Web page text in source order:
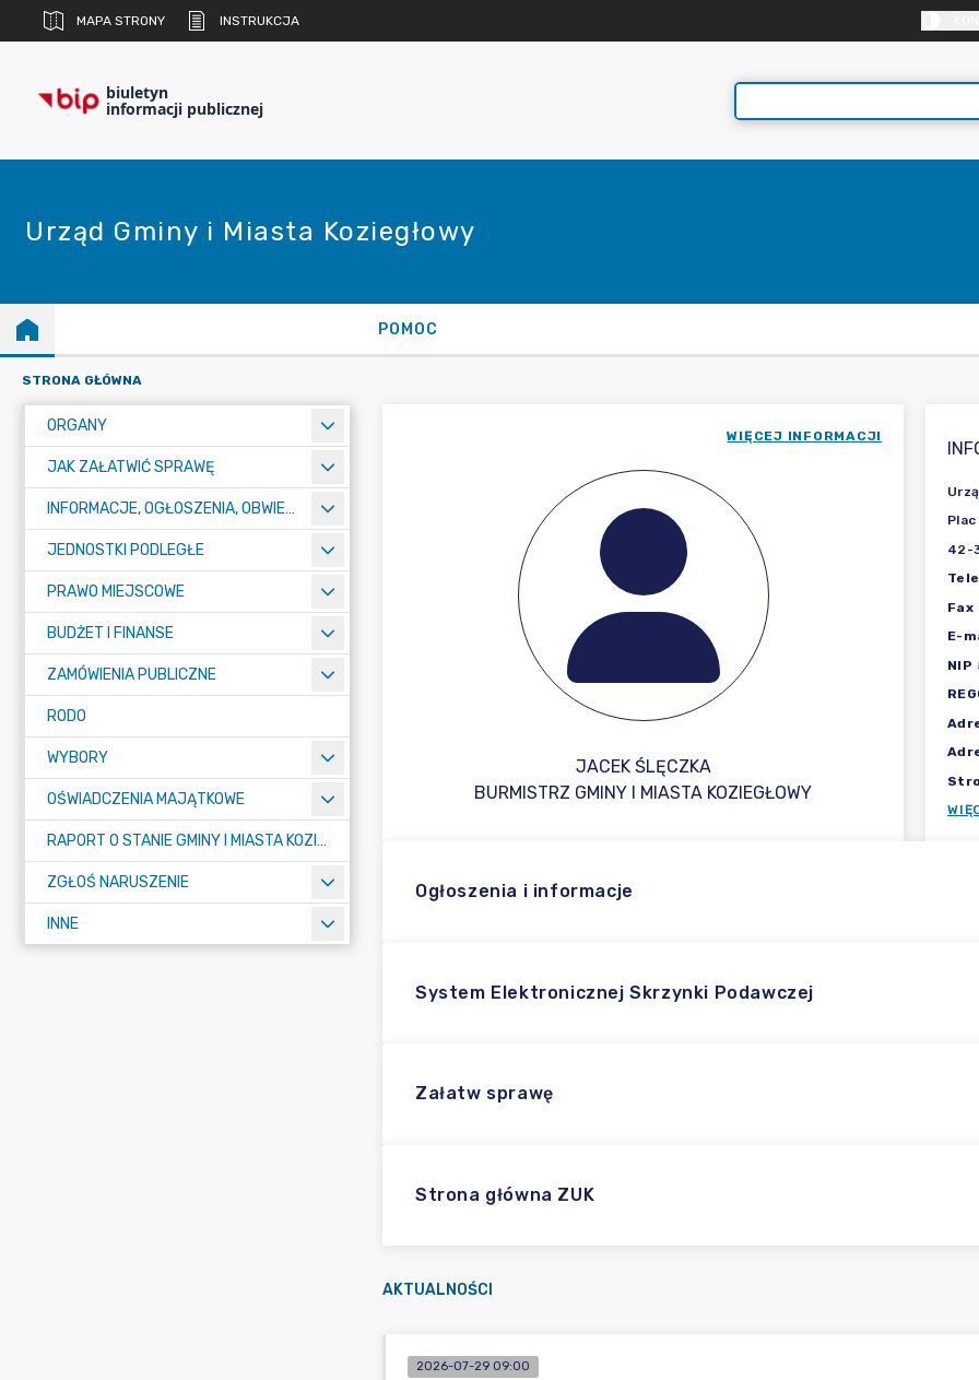
MAPA STRONY INSTRUKCJA
biuletyn
informacji publicznej
Urząd Gminy i Miasta Koziegłowy
POMOC
STRONA GŁÓWNA
ORGANY
JAK ZAŁATWIĆ SPRAWĘ
INFORMACJE, OGŁOSZENIA, OBWIESZCZENIA
JEDNOSTKI PODLEGŁE
PRAWO MIEJSCOWE
BUDŻET I FINANSE
ZAMÓWIENIA PUBLICZNE
RODO
WYBORY
OŚWIADCZENIA MAJĄTKOWE
RAPORT O STANIE GMINY I MIASTA KOZIEGŁOWY
ZGŁOŚ NARUSZENIE
INNE
JACEK ŚLĘCZKA
WIĘCEJ INFORMACJI
BURMISTRZ GMINY I MIASTA KOZIEGŁOWY
42-
Fax
E-
NIP
Ogłoszenia i informacje
System Elektronicznej Skrzynki Podawczej
Załatw sprawę
Strona główna ZUK
AKTUALNOŚCI
2026-07-29 09:00